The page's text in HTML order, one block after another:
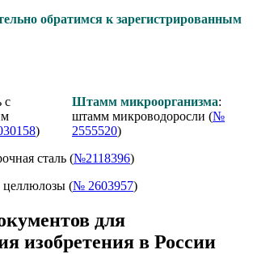
обратимся к зарегистрированным
с
)
Штамм микроорганизма:
штамм микроводоросли (№
2555520)
сталь (№2118396)
целлюлозы (№ 2603957)
для
изобретения в России